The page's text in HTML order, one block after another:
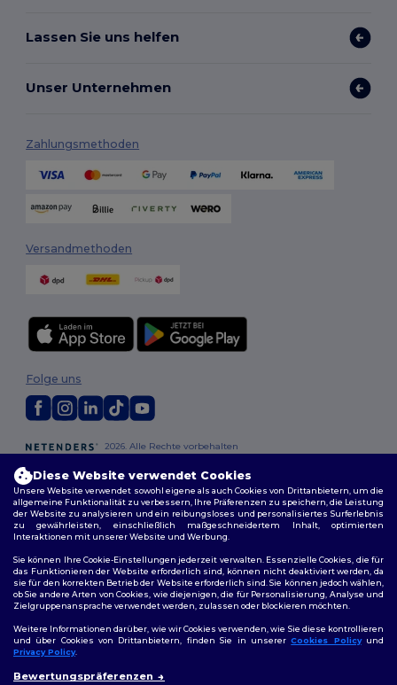
Lassen Sie uns helfen
Unser Unternehmen
Zahlungsmethoden
Versandmethoden
2026. Alle Rechte vorbehalten
Datenschutzbestimmungen|Cookie-Richtlinie|
Folge uns
Berlin| Hamburg|München | Köln| Frankfurt | Essen | Dortmund|
Stuttgart|Düsseldorf| Bremen
Diese Website verwendet Cookies
Unsere Website verwendet sowohl eigene als auch Cookies von Drittanbietern, um die
allgemeine Funktionalität zu verbessern, Ihre Präferenzen zu speichern, die Leistung
der Website zu analysieren und ein reibungsloses und personalisiertes Surferlebnis
zu gewährleisten, einschließlich maßgeschneidertem Inhalt, optimierten
Interaktionen mit unserer Website und Werbung.
Sie können Ihre Cookie-Einstellungen jederzeit verwalten. Essenzielle Cookies, die für
das Funktionieren der Website erforderlich sind, können nicht deaktiviert werden, da
sie für den korrekten Betrieb der Website erforderlich sind. Sie können jedoch wählen,
ob Sie andere Arten von Cookies, wie diejenigen, die für Personalisierung, Analyse und
Zielgruppenansprache verwendet werden, zulassen oder blockieren möchten.
Weitere Informationen darüber, wie wir Cookies verwenden, wie Sie diese kontrollieren
und über Cookies von Drittanbietern, finden Sie in unsererCookies Policyund
Privacy Policy.
Bewertungspräferenzen